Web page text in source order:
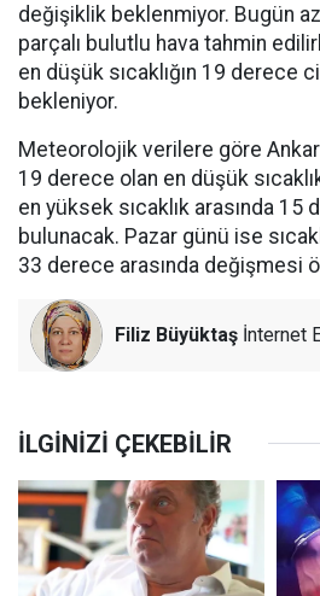
değişiklik beklenmiyor. Bugün
parçalı bulutlu hava tahmin
en düşük sıcaklığın 19 derece
bekleniyor.
Meteorolojik verilere göre
19 derece olan en düşük
en yüksek sıcaklık arasında 15
bulunacak. Pazar günü ise
33 derece arasında değişmesi
Filiz Büyüktaş İnternet